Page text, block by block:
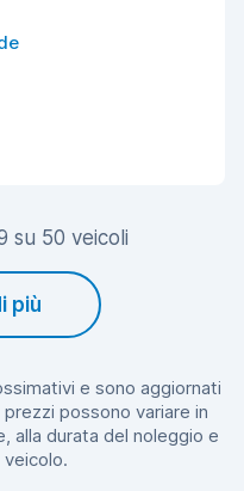
su 50 veicoli
più
e sono aggiornati
possono variare in
alla durata del noleggio e
veicolo.